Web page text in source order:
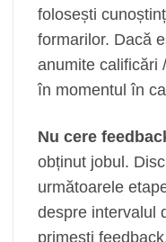
folosești
formarilor. Dacă
anumite calificări
în momentul în
Nu cere
obținut jobul.
următoarele
despre intervalul
primești